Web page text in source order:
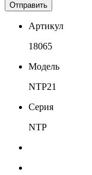
Отправить
Артикул
18065
Модель
NTP21
Серия
NTP